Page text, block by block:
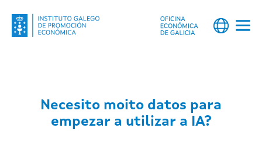
Necesito moito datos para
empezar a utilizar a IA?